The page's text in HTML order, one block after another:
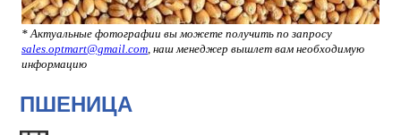
* Актуальные фотографии вы можете получить по запросу
sales.optmart@gmail.com, наш менеджер вышлет вам необходимую
информацию
ПШЕНИЦА